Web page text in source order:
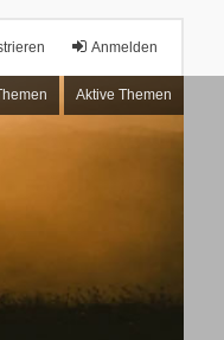
Anmelden
Aktive Themen